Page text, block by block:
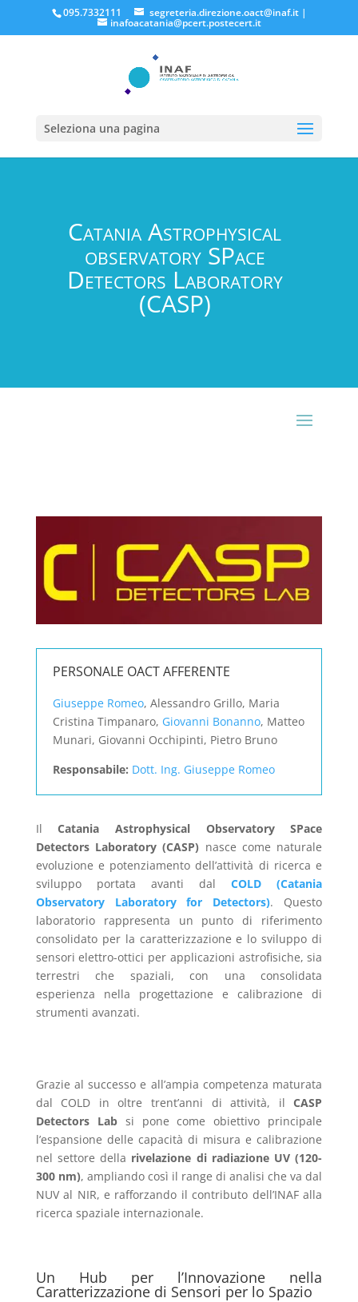
095.7332111 segreteria.direzione.oact@inaf.it|
inafoacatania@pcert.postecert.it
Seleziona una pagina
Catania Astrophysical
observatory SPace
Detectors Laboratory
(CASP)
PERSONALE OACT AFFERENTE
Giuseppe Romeo, Alessandro Grillo, Maria
Cristina Timpanaro, Giovanni Bonanno, Matteo
Munari, Giovanni Occhipinti, Pietro Bruno
Responsabile: Dott. Ing. Giuseppe Romeo
IlCatania Astrophysical Observatory SPace
Detectors Laboratory (CASP) nasce come naturale
evoluzione e potenziamento dell’attività di ricerca e
sviluppo portata avanti dalCOLD (Catania
Observatory Laboratory for Detectors). Questo
laboratorio rappresenta un punto di riferimento
consolidato per la caratterizzazione e lo sviluppo di
sensori elettro-ottici per applicazioni astrofisiche, sia
terrestri che spaziali, con una consolidata
esperienza nella progettazione e calibrazione di
strumenti avanzati.
Grazie al successo e all’ampia competenza maturata
dal COLD in oltre trent’anni di attività, ilCASP
Detectors Labsi pone come obiettivo principale
l’espansione delle capacità di misura e calibrazione
nel settore della rivelazione di radiazione UV (120-
300 nm), ampliando così il range di analisi che va dal
NUV al NIR, e rafforzando il contributo dell’INAF alla
ricerca spaziale internazionale​.
Un Hub per l’Innovazione nella
Caratterizzazione di Sensori per lo Spazio